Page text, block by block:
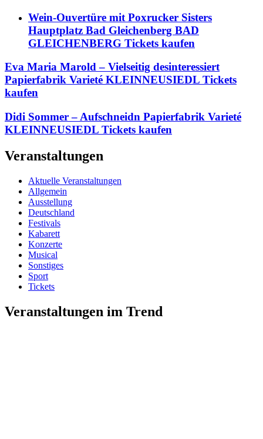
Wein-Ouvertüre mit Poxrucker Sisters
Hauptplatz Bad Gleichenberg BAD
GLEICHENBERG Tickets kaufen
Eva Maria Marold – Vielseitig desinteressiert
Papierfabrik Varieté KLEINNEUSIEDL Tickets
kaufen
Didi Sommer – Aufschneidn Papierfabrik Varieté
KLEINNEUSIEDL Tickets kaufen
Veranstaltungen
Aktuelle Veranstaltungen
Allgemein
Ausstellung
Deutschland
Festivals
Kabarett
Konzerte
Musical
Sonstiges
Sport
Tickets
Veranstaltungen im Trend